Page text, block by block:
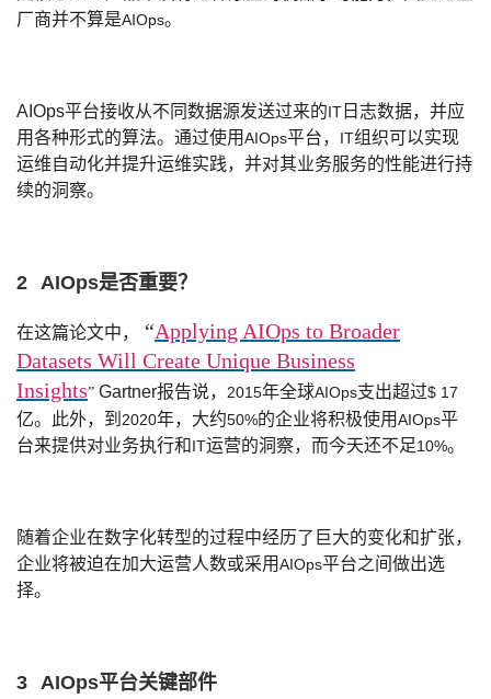
动
关
注
证
实
验
的
收
持
建
议
厂商并不算是AIOps。
AIOps平台接收从不同数据源发送过来的IT 日志数据，并应
用各种形式的算法。通过使用AIOps平台， IT组织可以实现
运维自动化并提升运维实践，并对其业务服务的性能进行持
续的洞察。
2 AIOps是否重要？
在这篇论文中， “Applying AIOps to Broader
Datasets Will Create Unique Business
Insights” Gartner报告说， 2015年全球AIOps支出超过$ 17
亿。此外，到 2020年，大约50%的企业将积极使用AIOps平
台来提供对业务执行和IT运营的洞察，而今天还不足10%。
随着企业在数字化转型的过程中经历了巨大的变化和扩张，
企业将被迫在加大运营人数或采用AIOps平台之间做出选
择。
3 AIOps平台关键部件